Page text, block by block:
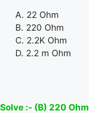
A. 22 Ohm
B. 220 Ohm
C. 2.2K Ohm
D. 2.2 m Ohm
Solve :- (B) 220 Ohm